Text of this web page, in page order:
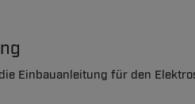
Einbauanleitung für den